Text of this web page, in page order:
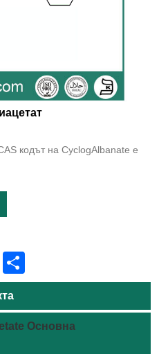
кодът на CyclogAlbanate е
LinkedIn
Основна